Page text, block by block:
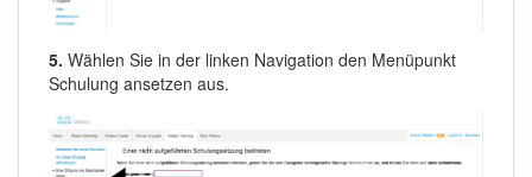
5. Wählen Sie in der linken Navigation den Menüpunkt
Schulung ansetzen aus.